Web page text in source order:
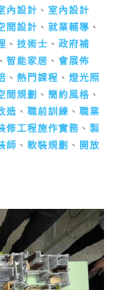
內設計 、 室內設計
間設計 、 就業輔導 、
、 技術士 、 政府補
、 智能家居 、 會展佈
、 熱門課程 、 燈光照
間規劃 、 簡約風格 、
造 、 職前訓練 、 職業
修工程施作實務 、 製
師 、 軟裝規劃 、 開放